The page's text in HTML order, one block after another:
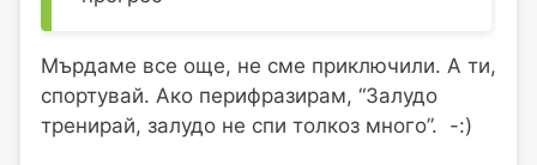
Мърдаме все още, не сме приключили. А ти,
спортувай. Ако перифразирам, “Залудо
тренирай, залудо не спи толкоз много”. -:)